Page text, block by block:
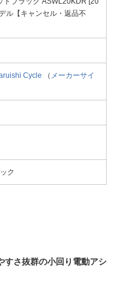
ル【キャンセル・返品不
Cycle （ メーカーサイ
ク
すさ抜群の小回り電動アシ